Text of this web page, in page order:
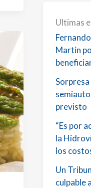
Ultimas
Martin
previsto
“Es por
la
los
Un
culpable